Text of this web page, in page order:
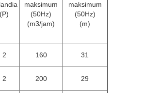
(P)
maksimum
(50Hz)
(m3/jam)
maksimum
(50Hz)
(m)
2 160 31
2 200 29